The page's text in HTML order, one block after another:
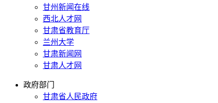
甘州新闻在线
西北人才网
甘肃省教育厅
兰州大学
甘肃新闻网
甘肃人才网
政府部门
甘肃省人民政府